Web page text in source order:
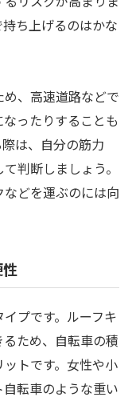
ち上げるのはかな
、高速道路などで
ったりすることも
は、自分の筋力
判断しましょう。
どを運ぶのには向
プです。ルーフキ
ため、自転車の積
トです。女性や小
転車のような重い